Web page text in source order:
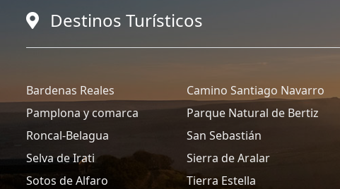
Destinos Turísticos
Bardenas Reales
Camino Santiago Navarro
Pamplona y comarca
Parque Natural de Bertiz
Roncal-Belagua
San Sebastián
Selva de Irati
Sierra de Aralar
Sotos de Alfaro
Tierra Estella